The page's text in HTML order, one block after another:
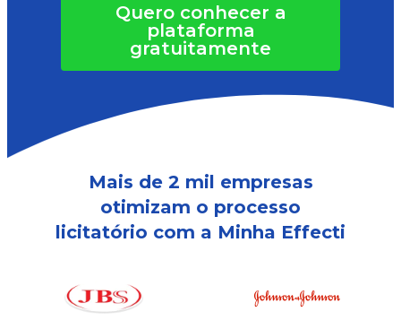
Quero conhecer a
plataforma
gratuitamente
Mais de 2 mil empresas
otimizam o processo
licitatório com a Minha Effecti